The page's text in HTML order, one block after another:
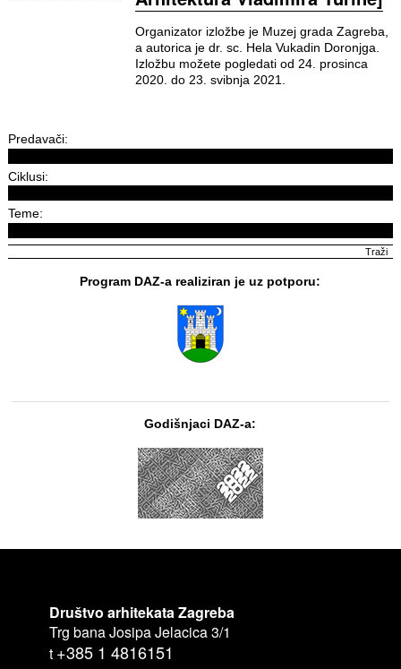
Organizator izložbe je Muzej grada Zagreba,
a autorica je dr. sc. Hela Vukadin Doronjga.
Izložbu možete pogledati od 24. prosinca
2020. do 23. svibnja 2021.
Predavači:
Ciklusi:
Teme:
Program DAZ-a realiziran je uz potporu:
Godišnjaci DAZ-a:
Društvo arhitekata Zagreba
Trg bana Josipa Jelacica 3/1
t +385 1 4816151